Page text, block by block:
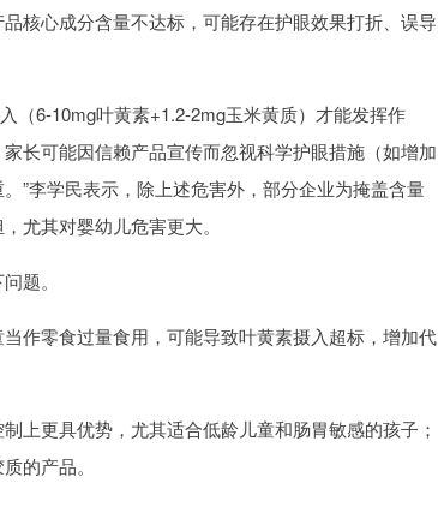
心成分含量不达标，可能存在护眼效果打折、误导
（6-10mg叶黄素+1.2-2mg玉米黄质）才能发挥作
长可能因信赖产品宣传而忽视科学护眼措施（如增加
”李学民表示，除上述危害外，部分企业为掩盖含量
尤其对婴幼儿危害更大。
题。
零食过量食用，可能导致叶黄素摄入超标，增加代
更具优势，尤其适合低龄儿童和肠胃敏感的孩子；
的产品。